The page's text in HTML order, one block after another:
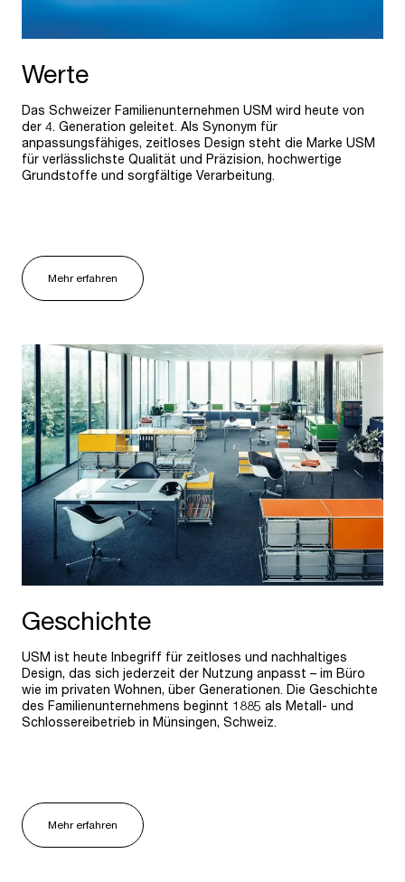
Werte
Das Schweizer Familienunternehmen USM wird heute von
der 4. Generation geleitet. Als Synonym für
anpassungsfähiges, zeitloses Design steht die Marke USM
für verlässlichste Qualität und Präzision, hochwertige
Grundstoffe und sorgfältige Verarbeitung.
Mehr erfahren
Geschichte
USM ist heute Inbegriff für zeitloses und nachhaltiges
Design, das sich jederzeit der Nutzung anpasst – im Büro
wie im privaten Wohnen, über Generationen. Die Geschichte
des Familienunternehmens beginnt 1885 als Metall- und
Schlossereibetrieb in Münsingen, Schweiz.
Mehr erfahren